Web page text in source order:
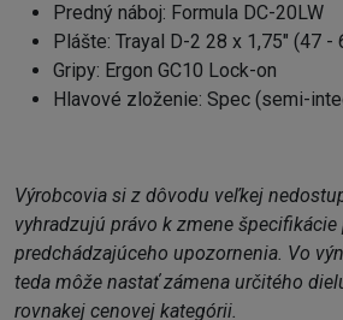
Predný náboj: Formula DC-20LW
Plášte: Trayal D-2 28 x 1,75" (47 -
Gripy: Ergon GC10 Lock-on
Hlavové zloženie: Spec (semi-
Výrobcovia si z dôvodu veľkej
vyhradzujú právo k zmene
predchádzajúceho upozornenia. Vo
teda môže nastať zámena určitého
rovnakej cenovej kategórii.